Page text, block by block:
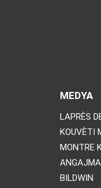
MEDYA
LAPRÈS
KOUVÈTI
MONTRE
BILDWIN